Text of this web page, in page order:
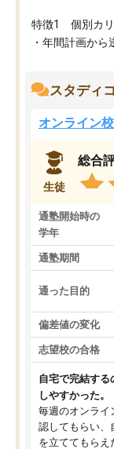
特徴1 個別カリ
・年間計画から
スタディ
オンライン校
生徒
総合
通塾開始時の
学年
通塾期間
通った目的
偏差値の変化
志望校の合格
自宅で完結する
しやすかった。
毎週のオンライ
認してもらい、
を立ててもらえ